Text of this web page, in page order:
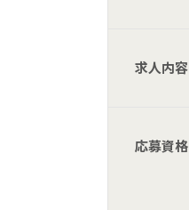
求人内容
応募資格